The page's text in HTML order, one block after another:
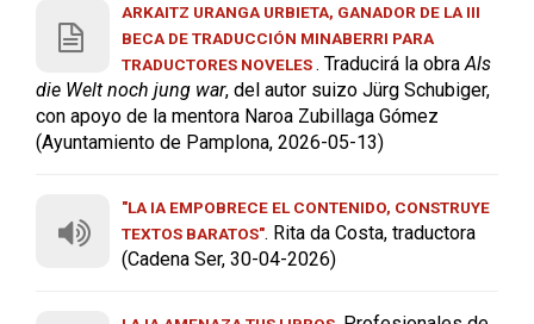
ARKAITZ URANGA URBIETA, GANADOR DE LA III
BECA DE TRADUCCIÓN MINABERRI PARA
TRADUCTORES NOVELES . Traducirá la obra Als
die Welt noch jung war, del autor suizo Jürg Schubiger,
con apoyo de la mentora Naroa Zubillaga Gómez
(Ayuntamiento de Pamplona, 2026-05-13)
"LA IA EMPOBRECE EL CONTENIDO, CONSTRUYE
TEXTOS BARATOS". Rita da Costa, traductora
(Cadena Ser, 30-04-2026)